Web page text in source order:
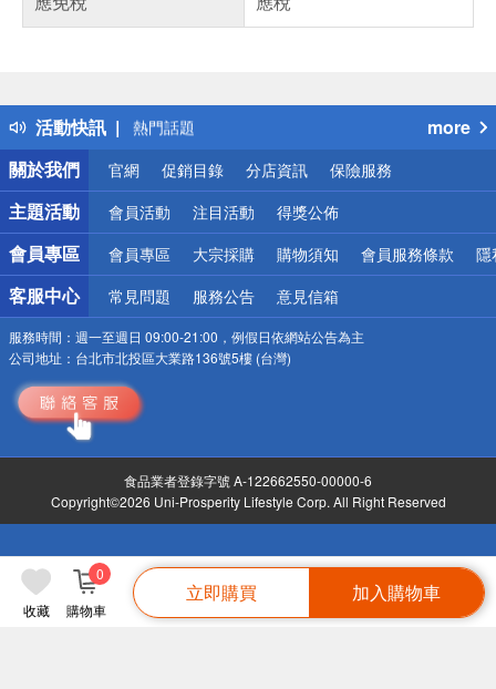
收藏 購物車
0
立即購買 加入購物車
活動快訊
得獎公告
熱門話題
銀行優惠
偏遠地區配送
詐騙網頁！請小心！
more
關於我們
官網 促銷目錄 分店資訊 保險服務
主題活動 會員活動 注目活動 得獎公佈
會員專區 會員專區 大宗採購 購物須知 會員服務條款 隱
客服中心 常見問題 服務公告 意見信箱
服務時間： 週一至週日 09:00-21:00，例假日依網站公告為主
公司地址： 台北市北投區大業路136號5樓 (台灣)
食品業者登錄字號 A-122662550-00000-6
Copyright©2026 Uni-Prosperity Lifestyle Corp. All Right Reserved